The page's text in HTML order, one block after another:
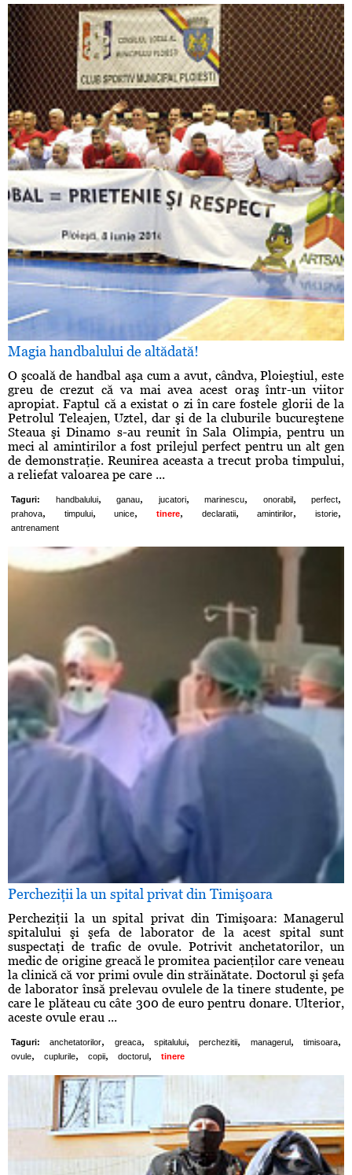
Magia handbalului de altădată!
O şcoală de handbal aşa cum a avut, cândva, Ploieştiul, este
greu de crezut că va mai avea acest oraş într-un viitor
apropiat. Faptul că a existat o zi în care fostele glorii de la
Petrolul Teleajen, Uztel, dar şi de la cluburile bucureştene
Steaua şi Dinamo s-au reunit în Sala Olimpia, pentru un
meci al amintirilor a fost prilejul perfect pentru un alt gen
de demonstraţie. Reunirea aceasta a trecut proba timpului,
a reliefat valoarea pe care ...
Taguri: handbalului, ganau, jucatori, marinescu, onorabil, perfect,
prahova, timpului, unice, tinere, declaratii, amintirilor, istorie,
antrenament
Percheziţii la un spital privat din Timişoara
Percheziţii la un spital privat din Timişoara: Managerul
spitalului şi şefa de laborator de la acest spital sunt
suspectaţi de trafic de ovule. Potrivit anchetatorilor, un
medic de origine greacă le promitea pacienţilor care veneau
la clinică că vor primi ovule din străinătate. Doctorul şi şefa
de laborator însă prelevau ovulele de la tinere studente, pe
care le plăteau cu câte 300 de euro pentru donare. Ulterior,
aceste ovule erau ...
Taguri: anchetatorilor, greaca, spitalului, perchezitii, managerul, timisoara,
ovule, cuplurile, copii, doctorul , tinere